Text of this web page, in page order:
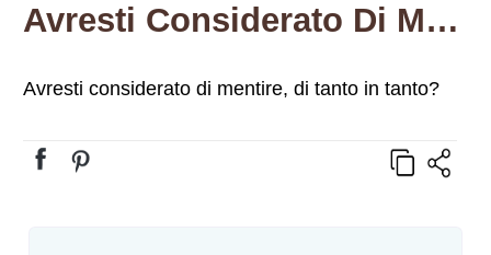
Avresti Considerato Di Mentire, Di Tanto In Tanto?
Avresti considerato di mentire, di tanto in tanto?